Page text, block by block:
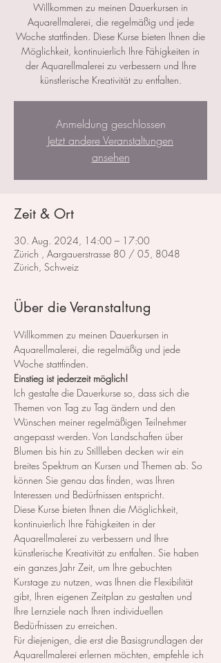
Willkommen zu meinen Dauerkursen in
Aquarellmalerei, die regelmäßig und jede
Woche stattfinden. Diese Kurse bieten Ihnen die
Möglichkeit, kontinuierlich Ihre Fähigkeiten in
der Aquarellmalerei zu verbessern und Ihre
künstlerische Kreativität zu entfalten.
Anmeldung geschlossen
Jetzt andere Veranstaltungen
ansehen
Zeit & Ort
30. Aug. 2024, 14:00 – 17:00
Zürich , Aargauerstrasse 80 / 05, 8048
Zürich, Schweiz
Über die Veranstaltung
Willkommen zu meinen Dauerkursen in
Aquarellmalerei, die regelmäßig und jede
Woche stattfinden.
Einstieg ist jederzeit möglich!
Ich gestalte die Dauerkurse so, dass sich die
Themen von Tag zu Tag ändern und den
Wünschen meiner regelmäßigen Teilnehmer
angepasst werden. Von Landschaften über
Blumen bis hin zu Stillleben decken wir ein
breites Spektrum an Kursen und Themen ab. So
können Sie genau das finden, was Ihren
Interessen und Bedürfnissen entspricht.
Diese Kurse bieten Ihnen die Möglichkeit,
kontinuierlich Ihre Fähigkeiten in der
Aquarellmalerei zu verbessern und Ihre
künstlerische Kreativität zu entfalten. Sie haben
ein ganzes Jahr Zeit, um Ihre gebuchten
Kurstage zu nutzen, was Ihnen die Flexibilität
gibt, Ihren eigenen Zeitplan zu gestalten und
Ihre Lernziele nach Ihren individuellen
Bedürfnissen zu erreichen.
Für diejenigen, die erst die Basisgrundlagen der
Aquarellmalerei erlernen möchten, empfehle ich